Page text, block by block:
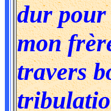
dur pour
mon
travers